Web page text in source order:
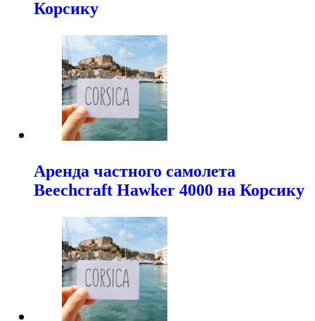
Корсику
Аренда частного самолета
Beechcraft Hawker 4000 на Корсику